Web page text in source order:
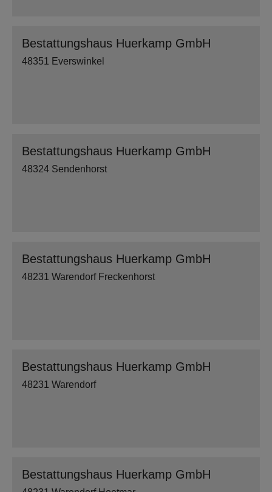
Bestattungshaus Huerkamp GmbH
48351 Everswinkel
Bestattungshaus Huerkamp GmbH
48324 Sendenhorst
Bestattungshaus Huerkamp GmbH
48231 Warendorf Freckenhorst
Bestattungshaus Huerkamp GmbH
48231 Warendorf
Bestattungshaus Huerkamp GmbH